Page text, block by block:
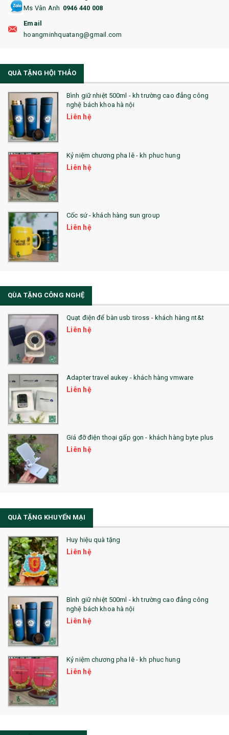
18. ẤM CHÉN QUÀ TẶNG
19. ĐỒNG HỒ TREO TƯỜNG
22. ĐỒNG HỒ ĐỂ BÀN
23. QÙA TẶNG ĐỘC ĐÁO
24. QÙA TẶNG PHA LÊ
25. QUÀ TẶNG GLASSLOCK
26. QUÀ TẶNG LUMINARC
28. BỘ ĐỒ ĂN CAO CẤP
29. MÓC KHOÁ
31. TÚI VẢI KHÔNG DỆT
32. TÚI VẢI BỐ
33. MŨ LƯỠI TRAI
36. QUẠT NHỰA QUẢNG CÁO
QUÀ TẶNG KHUYẾN MẠI
QUÀ TẶNG SX NHANH
QUÀ TẶNG HỘI THẢO
QUÀ TẶNG CÔNG NGHỆ
SẢN PHẨM ĐÃ THỰC HIỆN
QUÀ TẶNG SỨC KHỎE
SẢN PHẨM MỚI 2021
Sổ Sạc Đa Năng
La Fonte
Ms Vân Anh 0946 440 008
Email
hoangminhquatang@gmail.com
QUÀ TẶNG HỘI THẢO
Bình giữ nhiệt 500ml - kh trường cao đẳng công
nghệ bách khoa hà nội
Liên hệ
Kỷ niệm chương pha lê - kh phuc hung
Liên hệ
Cốc sứ - khách hàng sun group
Liên hệ
QÙA TẶNG CÔNG NGHỆ
Quạt điện để bàn usb tiross - khách hàng nt&t
Liên hệ
Adapter travel aukey - khách hàng vmware
Liên hệ
Giá đỡ điện thoại gấp gọn - khách hàng byte plus
Liên hệ
QUÀ TẶNG KHUYẾN MẠI
Huy hiệu quà tặng
Liên hệ
Bình giữ nhiệt 500ml - kh trường cao đẳng công
nghệ bách khoa hà nội
Liên hệ
Kỷ niệm chương pha lê - kh phuc hung
Liên hệ